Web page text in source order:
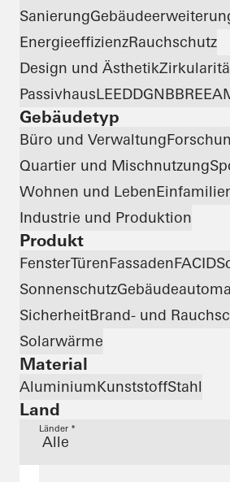
Sanierung
EnergieeffizienzRauchschutz
Design und Ästhetik
PassivhausLEEDDGNB
Gebäudetyp
Büro und Verwaltung
Quartier und Mischnutzung
Wohnen und Leben
Industrie und Produktion
Produkt
FensterTürenFassadenFACID
Sonnenschutz
SicherheitBrand- und
Solarwärme
Material
AluminiumKunststoffStahl
Land
Länder *